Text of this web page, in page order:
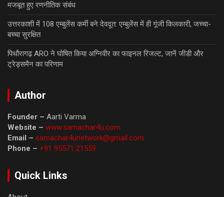
मजबूत हुए रणनीतिक संबंध
उत्तरकाशी में 108 एम्बुलेंस कर्मी बने देवदूत: एम्बुलेंस में ही गूंजी किलकारी, जच्चा-
बच्चा सुरक्षित
पिथौरागढ़ ARO ने घोषित किया अग्निवीर का फाइनल रिजल्ट, जानें जीडी और
ट्रेड्समैन का परिणाम
Author
Founder – Aarti Varma
Website – www.samachar4u.com
Email – samachar4unetwork@gmail.com
Phone – +91 95571 21559
Quick Links